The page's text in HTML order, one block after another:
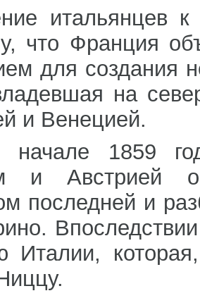
итальянцев
что Франция
для создания
на
и Венецией.
начале 1859
и Австрией
последней и
Италии,